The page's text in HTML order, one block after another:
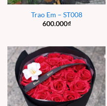
Trao Em – ST008
600.000₫